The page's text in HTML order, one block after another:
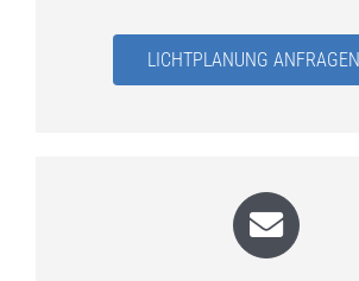
LICHTPLANUNG ANFRAGEN